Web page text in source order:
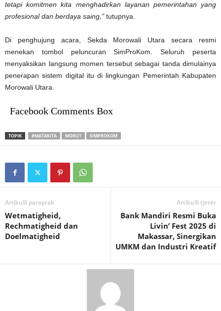
tetapi komitmen kita menghadirkan layanan pemerintahan yang
profesional dan berdaya saing,” tutupnya.
Di penghujung acara, Sekda Morowali Utara secara resmi
menekan tombol peluncuran SimProKom. Seluruh peserta
menyaksikan langsung momen tersebut sebagai tanda dimulainya
penerapan sistem digital itu di lingkungan Pemerintah Kabupaten
Morowali Utara.
Facebook Comments Box
TOPIK #MATAKITA MORUT SIMPROKOM
Artikulli paraprak
Wetmatigheid,
Rechmatigheid dan
Doelmatigheid
Artikulli tjetër
Bank Mandiri Resmi Buka
Livin’ Fest 2025 di
Makassar, Sinergikan
UMKM dan Industri Kreatif